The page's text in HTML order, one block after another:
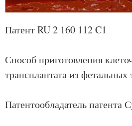
Патент RU 2 160 112 C1
Способ приготовления
трансплантата из фетальных
Патентообладатель патента